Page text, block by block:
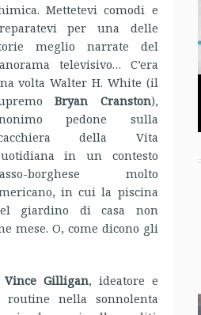
Mettetevi comodi e
per una delle
meglio narrate del
televisivo… C’era
volta Walter H. White (il
Bryan Cranston),
pedone sulla
della Vita
in un contesto
borghese molto
in cui la piscina
giardino di casa non
mese. O, come dicono gli
Vince Gilligan, ideatore e
routine nella sonnolenta